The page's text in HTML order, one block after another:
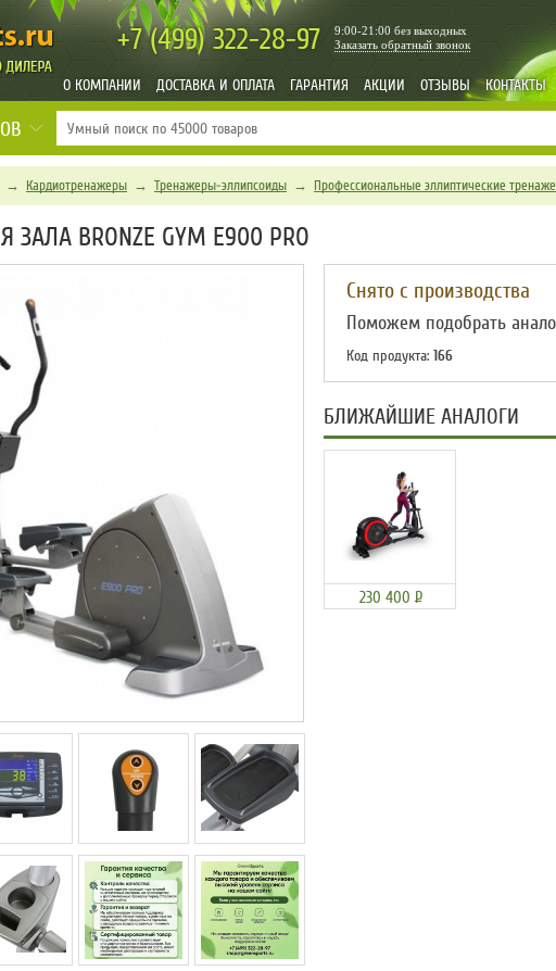
+7 (499)322-28-97 Заказать обратный звонок
9:00-21:00 без выходных
О КОМПАНИИ ДОСТАВКА И ОПЛАТА ГАРАНТИЯ АКЦИИ ОТЗЫВЫ КОНТАКТЫ
→ Кардиотренажеры → Тренажеры-эллипсоиды → Профессиональные эллиптические
BRONZE GYM E900 PRO
Снято с производства
Поможем подобрать
Код продукта: 166
БЛИЖАЙШИЕ АНАЛОГИ
230 400 Р